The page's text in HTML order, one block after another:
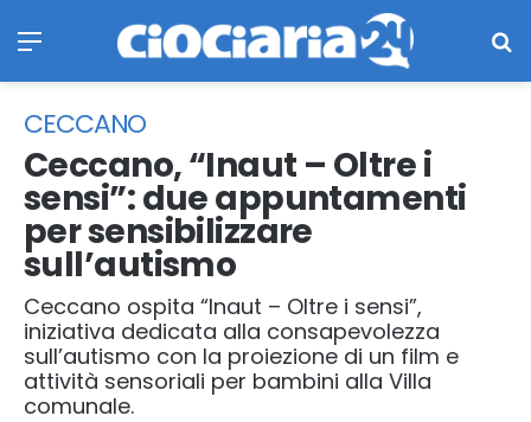
CECCANO
Ceccano, “Inaut – Oltre i
sensi”: due appuntamenti
per sensibilizzare
sull’autismo
Ceccano ospita “Inaut – Oltre i sensi”,
iniziativa dedicata alla consapevolezza
sull’autismo con la proiezione di un film e
attività sensoriali per bambini alla Villa
comunale.